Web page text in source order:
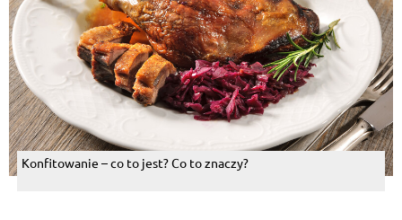
Konfitowanie – co to jest? Co to znaczy?